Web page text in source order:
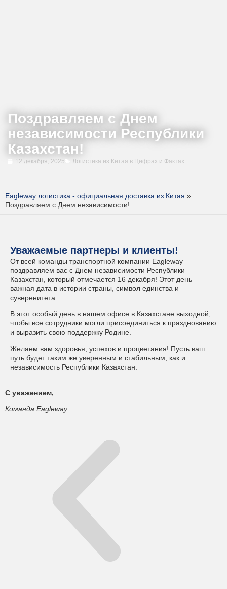
Поздравляем с Днем
независимости Республики
Казахстан!
12 декабря, 2025 Логистика из Китая в Цифрах и Фактах
Eagleway логистика - официальная доставка из Китая »
Поздравляем с Днем независимости!
Уважаемые партнеры и клиенты!
От всей команды транспортной компании Eagleway
поздравляем вас с Днем независимости Республики
Казахстан, который отмечается 16 декабря! Этот день —
важная дата в истории страны, символ единства и
суверенитета.
В этот особый день в нашем офисе в Казахстане выходной,
чтобы все сотрудники могли присоединиться к празднованию
и выразить свою поддержку Родине.
Желаем вам здоровья, успехов и процветания! Пусть ваш
путь будет таким же уверенным и стабильным, как и
независимость Республики Казахстан.
С уважением,
Команда Eagleway